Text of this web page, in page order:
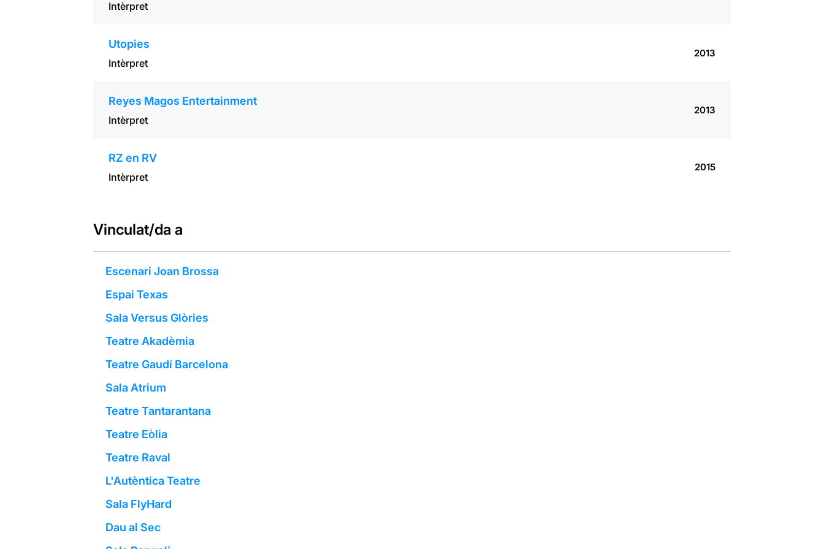
Intèrpret
Utopies
Intèrpret
2013
Reyes Magos Entertainment
Intèrpret
2013
RZ en RV
Intèrpret
2015
Vinculat/da a
Escenari Joan Brossa
Espai Texas
Sala Versus Glòries
Teatre Akadèmia
Teatre Gaudí Barcelona
Sala Atrium
Teatre Tantarantana
Teatre Eòlia
Teatre Raval
L'Autèntica Teatre
Sala FlyHard
Dau al Sec